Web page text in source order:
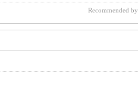
Recommended by